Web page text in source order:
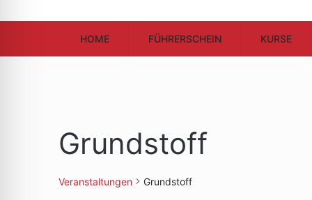
HOME FÜHRERSCHEIN KURSE
Grundstoff
Veranstaltungen Grundstoff